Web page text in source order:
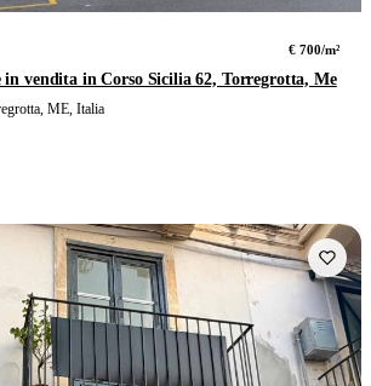
€ 700/m²
in vendita in Corso Sicilia 62, Torregrotta, Me
ME, Italia